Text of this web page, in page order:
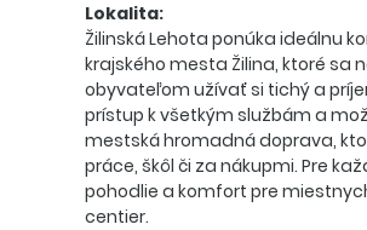
Lokalita:
Žilinská Lehota ponúka ideálnu
krajského mesta Žilina, ktoré sa
obyvateľom užívať si tichý a
prístup k všetkým službám a
mestská hromadná doprava,
práce, škôl či za nákupmi. Pre
pohodlie a komfort pre
centier.